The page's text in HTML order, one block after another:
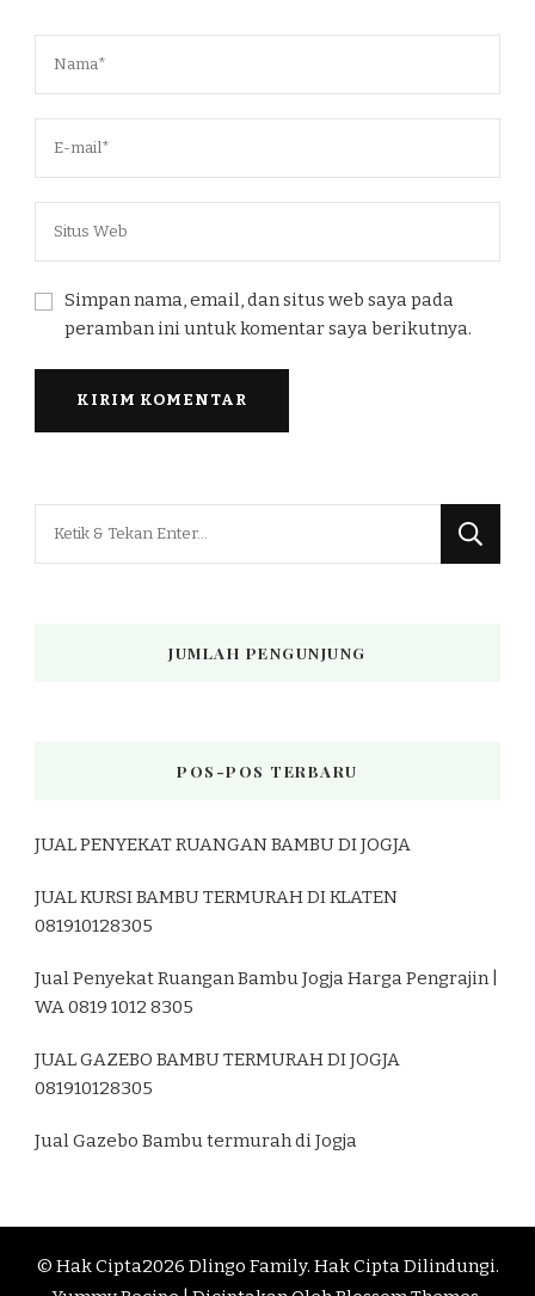
Simpan nama, email, dan situs web saya pada
peramban ini untuk komentar saya berikutnya.
JUMLAH PENGUNJUNG
POS-POS TERBARU
JUAL PENYEKAT RUANGAN BAMBU DI JOGJA
JUAL KURSI BAMBU TERMURAH DI KLATEN
081910128305
Jual Penyekat Ruangan Bambu Jogja Harga Pengrajin |
WA 0819 1012 8305
JUAL GAZEBO BAMBU TERMURAH DI JOGJA
081910128305
Jual Gazebo Bambu termurah di Jogja
© Hak Cipta2026 Dlingo Family. Hak Cipta Dilindungi.